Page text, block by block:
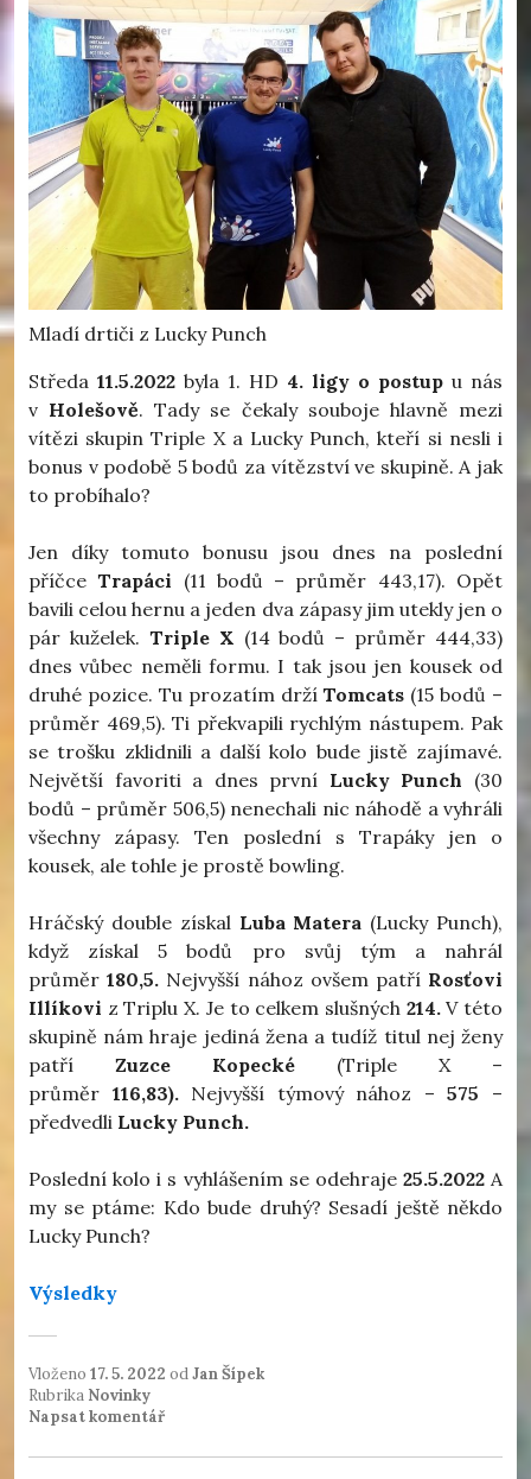
Mladí drtiči z Lucky Punch
Středa 11.5.2022 byla 1. HD 4. ligy o postup u nás
v Holešově. Tady se čekaly souboje hlavně mezi
vítězi skupin Triple X a Lucky Punch, kteří si nesli i
bonus v podobě 5 bodů za vítězství ve skupině. A jak
to probíhalo?
Jen díky tomuto bonusu jsou dnes na poslední
příčceTrapáci (11 bodů – průměr 443,17). Opět
bavili celou hernu a jeden dva zápasy jim utekly jen o
pár kuželek. Triple X (14 bodů – průměr 444,33)
dnes vůbec neměli formu. I tak jsou jen kousek od
druhé pozice. Tu prozatím držíTomcats (15 bodů –
průměr 469,5). Ti překvapili rychlým nástupem. Pak
se trošku zklidnili a další kolo bude jistě zajímavé.
Největší favoriti a dnes první Lucky Punch (30
bodů – průměr 506,5) nenechali nic náhodě a vyhráli
všechny zápasy. Ten poslední s Trapáky jen o
kousek, ale tohle je prostě bowling.
Hráčský double získal Luba Matera (Lucky Punch),
když získal 5 bodů pro svůj tým a nahrál
průměr180,5. Nejvyšší nához ovšem patří Rosťovi
Illíkovi z Triplu X. Je to celkem slušných 214.V této
skupině nám hraje jediná žena a tudíž titul nej ženy
patří Zuzce Kopecké (Triple X –
průměr 116,83). Nejvyšší týmový nához –575 –
předvedli Lucky Punch.
Poslední kolo i s vyhlášením se odehraje 25.5.2022 A
my se ptáme: Kdo bude druhý? Sesadí ještě někdo
Lucky Punch?
Výsledky
Vloženo 17. 5. 2022 odJan Šípek
Rubrika Novinky
Napsat komentář